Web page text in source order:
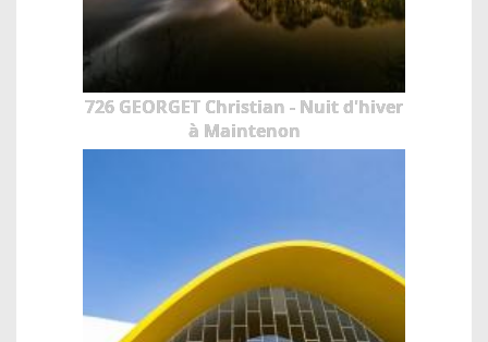
726 GEORGET Christian - Nuit d'hiver
à Maintenon